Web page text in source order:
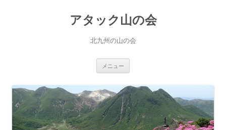
アタック山の会
北九州の山の会
メニュー